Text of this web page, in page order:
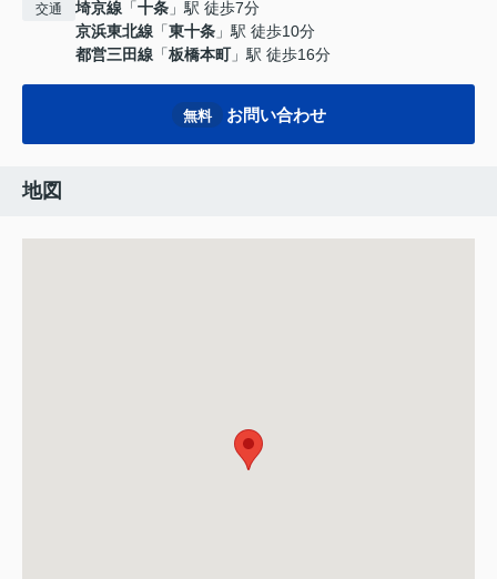
交通 埼京線 「十条 」駅 徒歩7分
京浜東北線 「東十条 」駅 徒歩10分
都営三田線 「板橋本町」駅 徒歩16分
無料 お問い合わせ
地図